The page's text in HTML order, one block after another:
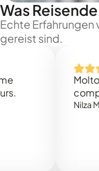
Was
Echte Erfahrungen
gereist sind.
Molto